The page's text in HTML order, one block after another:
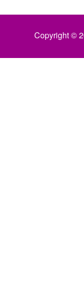
Copyright ©